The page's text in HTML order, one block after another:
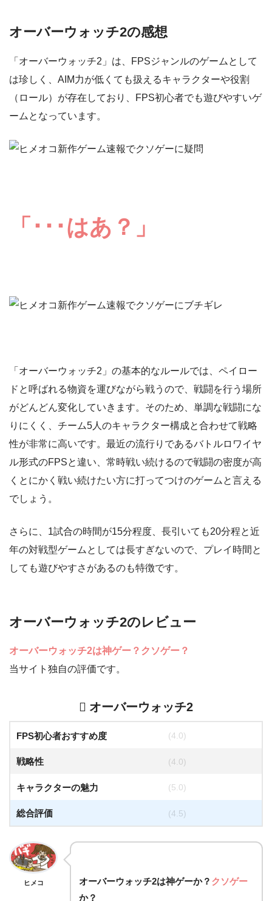
オーバーウォッチ2の感想
「オーバーウォッチ2」は、FPSジャンルのゲームとして
は珍しく、AIM力が低くても扱えるキャラクターや役割
（ロール）が存在しており、FPS初心者でも遊びやすいゲ
ームとなっています。
「･･･はあ？」
「オーバーウォッチ2」の基本的なルールでは、ペイロー
ドと呼ばれる物資を運びながら戦うので、戦闘を行う場所
がどんどん変化していきます。そのため、単調な戦闘にな
りにくく、チーム5人のキャラクター構成と合わせて戦略
性が非常に高いです。最近の流行りであるバトルロワイヤ
ル形式のFPSと違い、常時戦い続けるので戦闘の密度が高
くとにかく戦い続けたい方に打ってつけのゲームと言える
でしょう。
さらに、1試合の時間が15分程度、長引いても20分程と近
年の対戦型ゲームとしては長すぎないので、プレイ時間と
しても遊びやすさがあるのも特徴です。
オーバーウォッチ2のレビュー
オーバーウォッチ2は神ゲー？クソゲー？
当サイト独自の評価です。
オーバーウォッチ2
FPS初心者おすすめ度 (4.0)
戦略性 (4.0)
キャラクターの魅力 (5.0)
総合評価 (4.5)
ヒメコ オーバーウォッチ2は神ゲーか？ クソゲー
か？